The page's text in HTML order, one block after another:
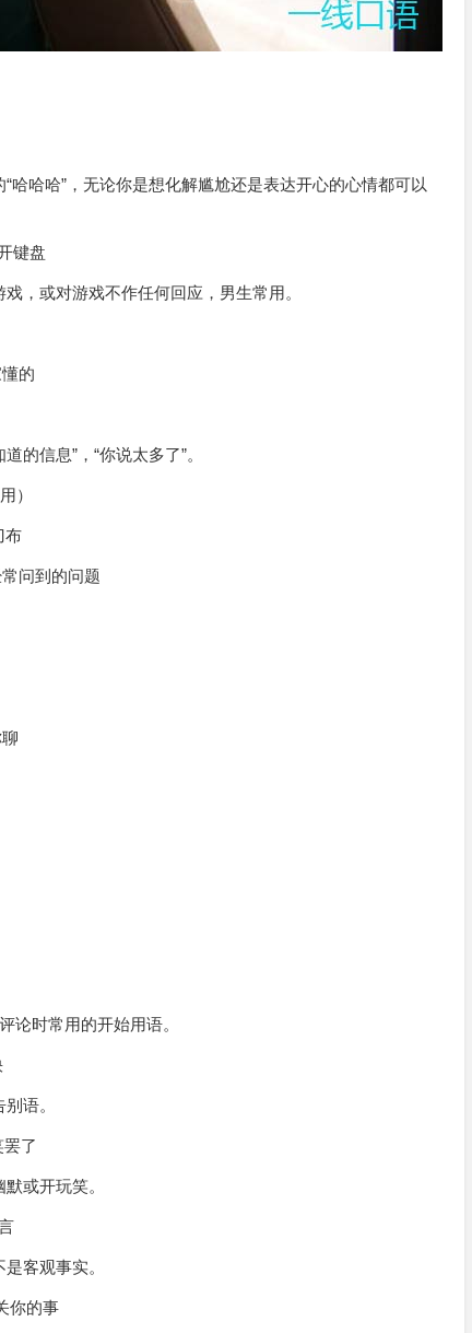
哈哈哈”，无论你是想化解尴尬还是表达开心的心情都可以
键盘
，或对游戏不作任何回应，男生常用。
的
的信息”，“你说太多了”。
）
布
问到的问题
论时常用的开始用语。
别语。
罢了
默或开玩笑。
是客观事实。
你的事